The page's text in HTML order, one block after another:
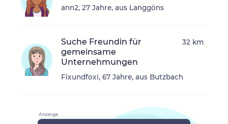
ann2, 27 Jahre, aus Langgöns
Suche Freundin für
gemeinsame
Unternehmungen
Fixundfoxi, 67 Jahre, aus Butzbach
32 km